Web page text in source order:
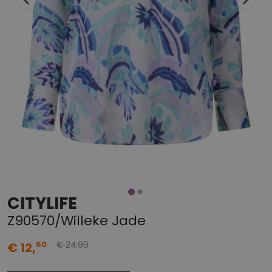
CITYLIFE
Z90570/Willeke Jade
€ 12,50 € 24,99